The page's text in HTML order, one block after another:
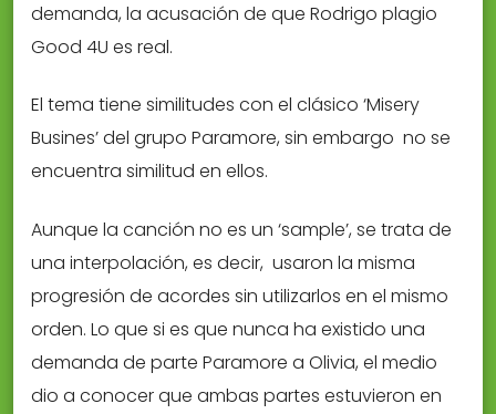
demanda, la acusación de que Rodrigo plagio
Good 4U es real.
El tema tiene similitudes con el clásico ‘Misery
Busines’ del grupo Paramore, sin embargo no se
encuentra similitud en ellos.
Aunque la canción no es un ‘sample’, se trata de
una interpolación, es decir, usaron la misma
progresión de acordes sin utilizarlos en el mismo
orden. Lo que si es que nunca ha existido una
demanda de parte Paramore a Olivia, el medio
dio a conocer que ambas partes estuvieron en